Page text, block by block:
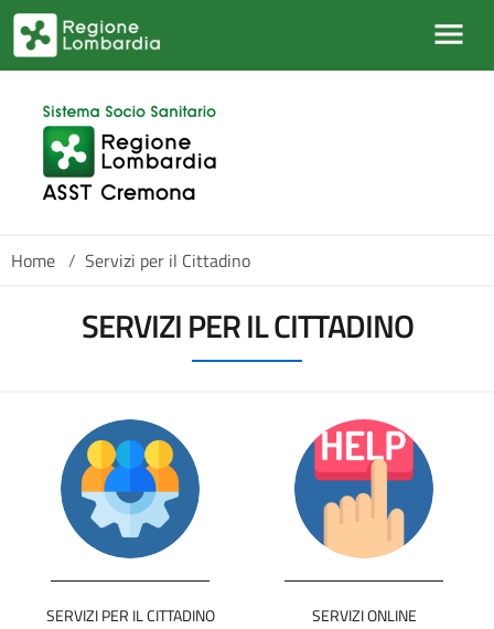
Skip to main content
Home / Servizi per il Cittadino
SERVIZI PER IL CITTADINO
SERVIZI PER IL CITTADINO SERVIZI ONLINE